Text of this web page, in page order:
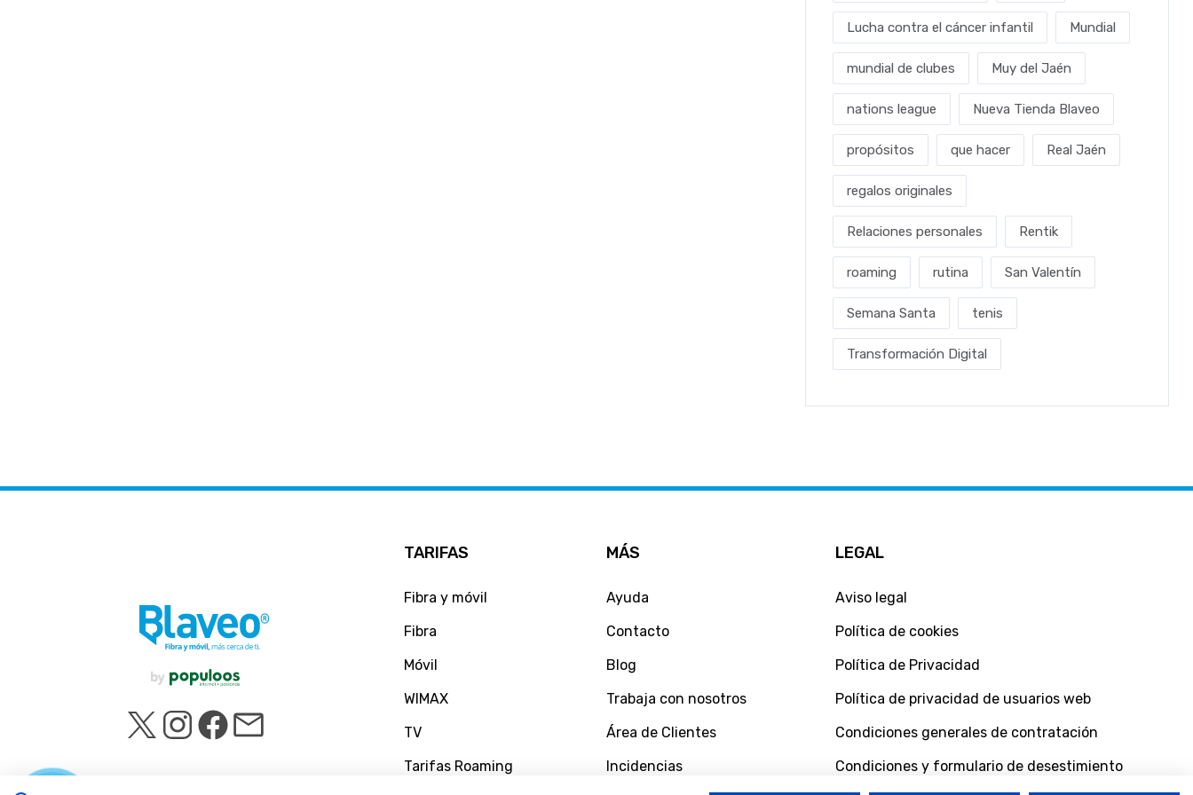
Lucha contra el cáncer infantil Mundial
mundial de clubes Muy del Jaén
nations league Nueva Tienda Blaveo
propósitos que hacer Real Jaén
regalos originales
Relaciones personales Rentik
roaming rutina San Valentín
Semana Santa tenis
Transformación Digital
TARIFAS
Fibra y móvil
Fibra
Móvil
WIMAX
TV
Tarifas Roaming
MÁS
Ayuda
Contacto
Blog
Trabaja con nosotros
Área de Clientes
Incidencias
LEGAL
Aviso legal
Política de cookies
Política de Privacidad
Política de privacidad de usuarios web
Condiciones generales de contratación
Condiciones y formulario de desestimiento